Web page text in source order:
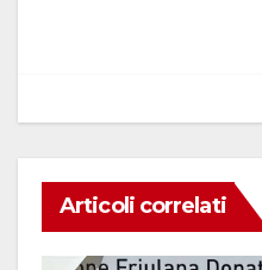
Articoli correlati